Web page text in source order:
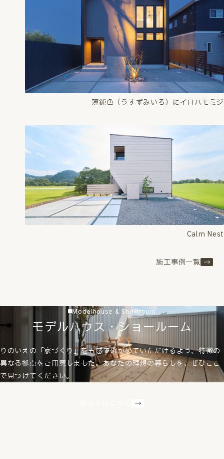
薄鈍色（うすずみいろ）にイロハモミジ
Calm Nest
施工事例一覧
Modelhouse & Showroom
モデルハウス・ショールーム
りのいえの「家づくり」を五感で確かめていただけるよう、特徴の
異なる拠点をご用意しました。あなたの理想の暮らしを、ぜひここ
で見つけてください。